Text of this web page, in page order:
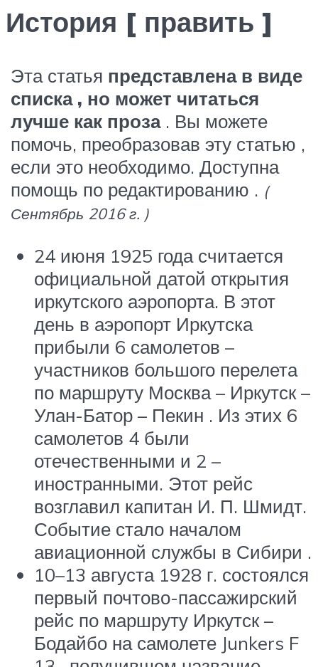
История [ править ]
Эта статья представлена ​​в виде
списка , но может читаться
лучше как проза. Вы можете
помочь, преобразовав эту статью ,
если это необходимо. Доступна
помощь по редактированию . (
Сентябрь 2016 г. )
24 июня 1925 года считается
официальной датой открытия
иркутского аэропорта. В этот
день в аэропорт Иркутска
прибыли 6 самолетов –
участников большого перелета
по маршруту Москва – Иркутск –
Улан-Батор – Пекин . Из этих 6
самолетов 4 были
отечественными и 2 –
иностранными. Этот рейс
возглавил капитан И. П. Шмидт.
Событие стало началом
авиационной службы в Сибири .
10–13 августа 1928 г. состоялся
первый почтово-пассажирский
рейс по маршруту Иркутск –
Бодайбо на самолете Junkers F